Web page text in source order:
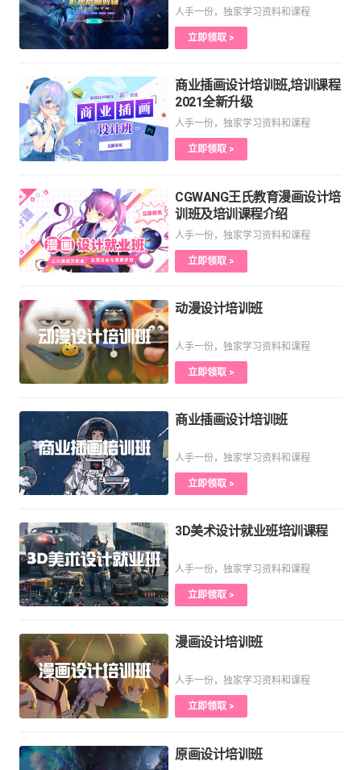
人手一份，独家学习资料和课程
立即领取 >
商业插画设计培训班,培训课程
2021全新升级
人手一份，独家学习资料和课程
立即领取 >
CGWANG王氏教育漫画设计培
训班及培训课程介绍
人手一份，独家学习资料和课程
立即领取 >
动漫设计培训班
人手一份，独家学习资料和课程
立即领取 >
商业插画设计培训班
人手一份，独家学习资料和课程
立即领取 >
3D美术设计就业班培训课程
人手一份，独家学习资料和课程
立即领取 >
漫画设计培训班
人手一份，独家学习资料和课程
立即领取 >
原画设计培训班